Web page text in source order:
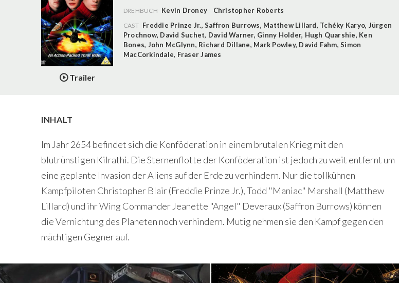
Trailer
DREHBUCH Kevin Droney Christopher Roberts
CAST Freddie Prinze Jr.,Saffron Burrows, Matthew Lillard, Tchéky Karyo, Jürgen
Prochnow, David Suchet, David Warner, Ginny Holder, Hugh Quarshie, Ken
Bones, John McGlynn, Richard Dillane, Mark Powley, David Fahm,Simon
MacCorkindale, Fraser James
INHALT
Im Jahr 2654 befindet sich die Konföderation in einem brutalen Krieg mit den
blutrünstigen Kilrathi. Die Sternenflotte der Konföderation ist jedoch zu weit entfernt um
eine geplante Invasion der Aliens auf der Erde zu verhindern. Nur die tollkühnen
Kampfpiloten Christopher Blair (Freddie Prinze Jr.), Todd "Maniac" Marshall (Matthew
Lillard) und ihr Wing Commander Jeanette "Angel" Deveraux (Saffron Burrows) können
die Vernichtung des Planeten noch verhindern. Mutig nehmen sie den Kampf gegen den
mächtigen Gegner auf.